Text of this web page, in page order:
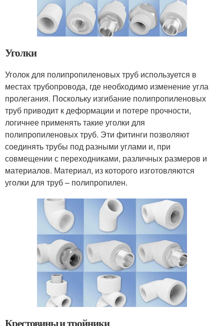
Уголки
Уголок для полипропиленовых труб используется в
местах трубопровода, где необходимо изменение угла
пролегания. Поскольку изгибание полипропиленовых
труб приводит к деформации и потере прочности,
логичнее применять такие уголки для
полипропиленовых труб. Эти фитинги позволяют
соединять трубы под разными углами и, при
совмещении с переходниками, различных размеров и
материалов. Материал, из которого изготовляются
уголки для труб – полипропилен.